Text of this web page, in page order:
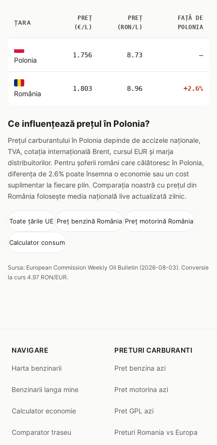
ȚARA
PREȚ
(€/L)
PREȚ
(RON/L)
FAȚĂ DE
POLONIA
Polonia
1.756 8.73 —
România
1.803 8.96 +2.6%
Ce influențează prețul în Polonia?
Prețul carburantului în Polonia depinde de accizele naționale,
TVA, cotația internațională Brent, cursul EUR și marja
distribuitorilor. Pentru șoferii români care călătoresc în Polonia,
diferența de 2.6% poate însemna o economie sau un cost
suplimentar la fiecare plin. Comparația noastră cu prețul din
România folosește media națională live actualizată zilnic.
Toate țările UE Preț benzină România Preț motorină România
Calculator consum
Sursa: European Commission Weekly Oil Bulletin (2026-08-03). Conversie
la curs 4.97 RON/EUR.
NAVIGARE
Harta benzinarii
Benzinarii langa mine
Calculator economie
Comparator traseu
PRETURI CARBURANTI
Pret benzina azi
Pret motorina azi
Pret GPL azi
Preturi Romania vs Europa